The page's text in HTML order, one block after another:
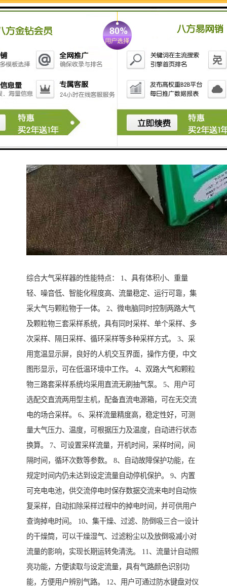
综合大气采样器的性能特点： 1、具有体积小、重量
轻、噪音低、智能化程度高、流量稳定、运行可靠，集
采大气与颗粒物于一体。 2、微电脑同时控制两路大气
及颗粒物三套采样系统，具有同时采样、单个采样、多
次采样、隔日采样、循环采样等多种采样方式。 3、采
用宽温显示屏，良好的人机交互界面，操作方便，中文
图形显示，可在低温环境中工作。 4、双路大气和颗粒
物三路套采样系统均采用直流无刷抽气泵。 5、用户可
选配交直流两用型主机，配备直流电源箱，可在无交流
电的场合采样。 6、采样流量精度高，稳定性好，可测
量大气压力、温度，可根据压力及温度，自动进行状态
换算。 7、可设置采样流量，开机时间，采样时间，间
隔时间，循环次数等参数。 8、自动故障保护功能，在
规定时间内仍未达到设定流量自动停机保护。 9、内置
可充电电池，供交流停电时保存数据交流来电时自动恢
复采样，自动扣除采样过程中的掉电时间，并可供用户
查询掉电时间。 10、集干燥、过滤、防倒吸三合一设计
的干燥筒，可以干燥湿气、过滤粉尘以及放倒吸减小对
流量的影响，实现长期运转免清洗。 11、流量计自动照
亮功能，方便读取与设定流量，具有气路颜色识别功
能，方便用户辨别气路。 12、用户可通过防水键盘对仪